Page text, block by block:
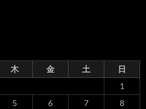
木 金 土
日
1
5 6 7
8